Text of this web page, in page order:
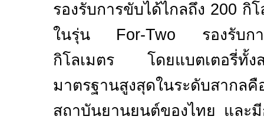
รองรับการขับได้ไกลถึง 200 กิ
ในรุ่น For-Two รองรับ
กิโลเมตร โดยแบตเตอรี่ทั้ง
มาตรฐานสูงสุดในระดับสาก
สถาบันยานยนต์ของไทย และ